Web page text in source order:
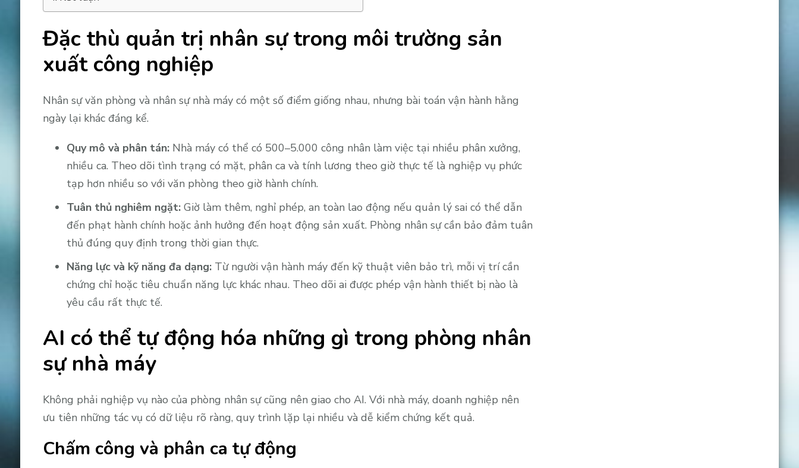
Đặc thù quản trị nhân sự trong môi trường sản
xuất công nghiệp
Nhân sự văn phòng và nhân sự nhà máy có một số điểm giống nhau, nhưng bài toán vận hành hằng
ngày lại khác đáng kể.
Quy mô và phân tán:Nhà máy có thể có 500–5.000 công nhân làm việc tại nhiều phân xưởng,
nhiều ca. Theo dõi tình trạng có mặt, phân ca và tính lương theo giờ thực tế là nghiệp vụ phức
tạp hơn nhiều so với văn phòng theo giờ hành chính.
Tuân thủ nghiêm ngặt:Giờ làm thêm, nghỉ phép, an toàn lao động nếu quản lý sai có thể dẫn
đến phạt hành chính hoặc ảnh hưởng đến hoạt động sản xuất. Phòng nhân sự cần bảo đảm tuân
thủ đúng quy định trong thời gian thực.
Năng lực và kỹ năng đa dạng:Từ người vận hành máy đến kỹ thuật viên bảo trì, mỗi vị trí cần
chứng chỉ hoặc tiêu chuẩn năng lực khác nhau. Theo dõi ai được phép vận hành thiết bị nào là
yêu cầu rất thực tế.
AI có thể tự động hóa những gì trong phòng nhân
sự nhà máy
Không phải nghiệp vụ nào của phòng nhân sự cũng nên giao cho AI. Với nhà máy, doanh nghiệp nên
ưu tiên những tác vụ có dữ liệu rõ ràng, quy trình lặp lại nhiều và dễ kiểm chứng kết quả.
Chấm công và phân ca tự động